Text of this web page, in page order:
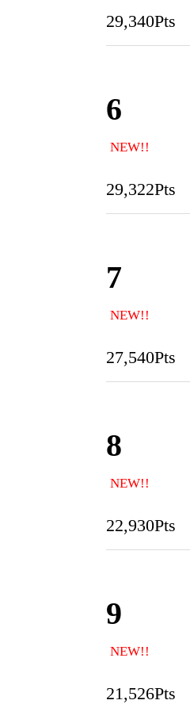
29,340Pts
6
NEW!!
29,322Pts
7
NEW!!
27,540Pts
8
NEW!!
22,930Pts
9
NEW!!
21,526Pts